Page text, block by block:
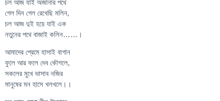
চল আজ যাই অজানার পথে
গেল দিন গেল রেখেছি মলিন,
চল আজ দুই হয়ে যাই এক
নতুনের পথে বাজাই কলিন……।
আমাদের প্রেমে হাসাই বাগান
ফুলে আর ফলে দেব কৌশলে,
সকলের মুখে ভাসাব নজির
মানুষের মন হাসে খলখলে।।